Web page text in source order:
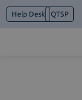
Help Desk QTSP